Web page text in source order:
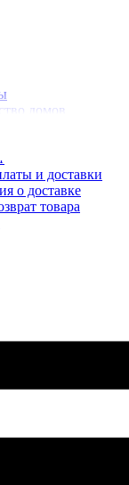
домов
и доставки
о доставке
товара